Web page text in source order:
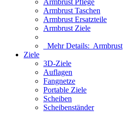
Armbrust Pflege
Armbrust Taschen
Armbrust Ersatzteile
Armbrust Ziele
Mehr Details: Armbrust
Ziele
3D-Ziele
Auflagen
Fangnetze
Portable Ziele
Scheiben
Scheibenständer